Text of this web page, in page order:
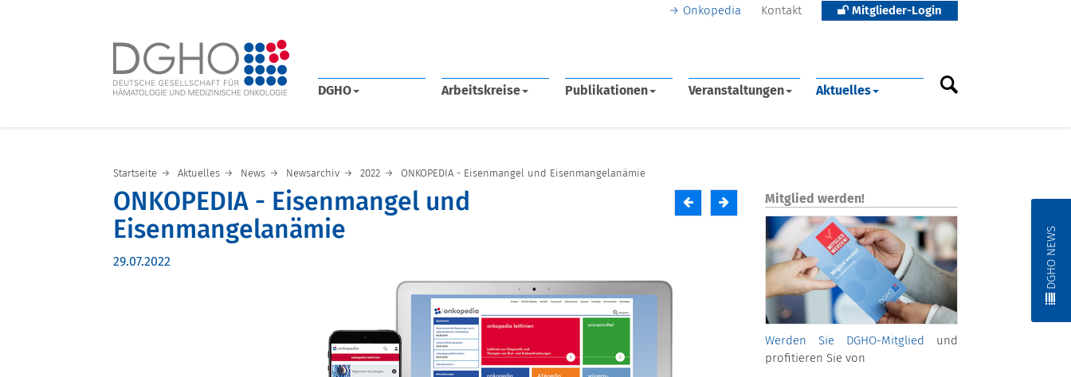
Onkopedia Kontakt Mitglieder-Login
DGHO Arbeitskreise Publikationen Veranstaltungen Aktuelles
DGHO NEWS
Startseite Aktuelles News Newsarchiv 2022 ONKOPEDIA - Eisenmangel und Eisenmangelanämie
ONKOPEDIA - Eisenmangel und
Eisenmangelanämie
29.07.2022
Mitglied werden!
Werden Sie DGHO-Mitglied
und
profitieren Sie von